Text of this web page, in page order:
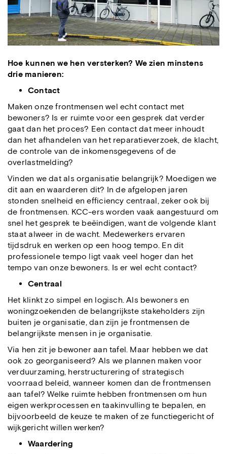
Hoe kunnen we hen versterken? We zien minstens
drie manieren:
Contact
Maken onze frontmensen wel echt contact met
bewoners? Is er ruimte voor een gesprek dat verder
gaat dan het proces? Een contact dat meer inhoudt
dan het afhandelen van het reparatieverzoek, de klacht,
de controle van de inkomensgegevens of de
overlastmelding?
Vinden we dat als organisatie belangrijk? Moedigen we
dit aan en waarderen dit? In de afgelopen jaren
stonden snelheid en efficiency centraal, zeker ook bij
de frontmensen. KCC-ers worden vaak aangestuurd om
snel het gesprek te beëindigen, want de volgende klant
staat alweer in de wacht. Medewerkers ervaren
tijdsdruk en werken op een hoog tempo. En dit
professionele tempo ligt vaak veel hoger dan het
tempo van onze bewoners. Is er wel echt contact?
Centraal
Het klinkt zo simpel en logisch. Als bewoners en
woningzoekenden de belangrijkste stakeholders zijn
buiten je organisatie, dan zijn je frontmensen de
belangrijkste mensen in je organisatie.
Via hen zit je bewoner aan tafel. Maar hebben we dat
ook zo georganiseerd? Als we plannen maken voor
verduurzaming, herstructurering of strategisch
voorraad beleid, wanneer komen dan de frontmensen
aan tafel? Welke ruimte hebben frontmensen om hun
eigen werkprocessen en taakinvulling te bepalen, en
bijvoorbeeld de keuze te maken of ze functiegericht of
wijkgericht willen werken?
Waardering